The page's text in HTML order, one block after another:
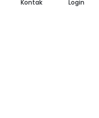
Kontak Login